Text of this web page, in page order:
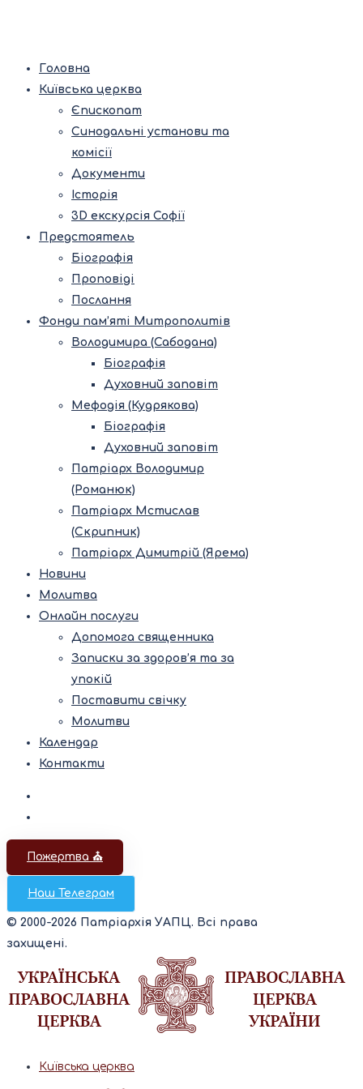
Головна
Київська церква
Єпископат
Синодальні установи та
комісії
Документи
Історія
3D екскурсія Софії
Предстоятель
Біографія
Проповіді
Послання
Фонди пам’яті Митрополитів
Володимира (Сабодана)
Біографія
Духовний заповіт
Мефодія (Кудрякова)
Біографія
Духовний заповіт
Патріарх Володимир
(Романюк)
Патріарх Мстислав
(Скрипник)
Патріарх Димитрій (Ярема)
Новини
Молитва
Онлайн послуги
Допомога священника
Записки за здоров’я та за
упокій
Поставити свічку
Молитви
Календар
Контакти
Пожертва ⛪️
Наш Телеграм
© 2000-2026 Патріархія УАПЦ. Всі права
захищені.
Київська церква